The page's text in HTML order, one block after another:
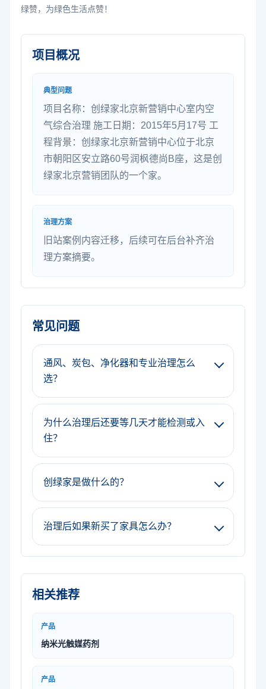
绿赞，为绿色生活点赞！
项目概况
典型问题
项目名称：创绿家北京新营销中心室内空
气综合治理 施工日期：2015年5月17号 工
程背景：创绿家北京新营销中心位于北京
市朝阳区安立路60号润枫德尚B座，这是创
绿家北京营销团队的一个家。
治理方案
旧站案例内容迁移，后续可在后台补齐治
理方案摘要。
常见问题
通风、炭包、净化器和专业治理怎么
选？
为什么治理后还要等几天才能检测或入
住？
创绿家是做什么的？
治理后如果新买了家具怎么办？
相关推荐
产品
纳米光触媒药剂
产品